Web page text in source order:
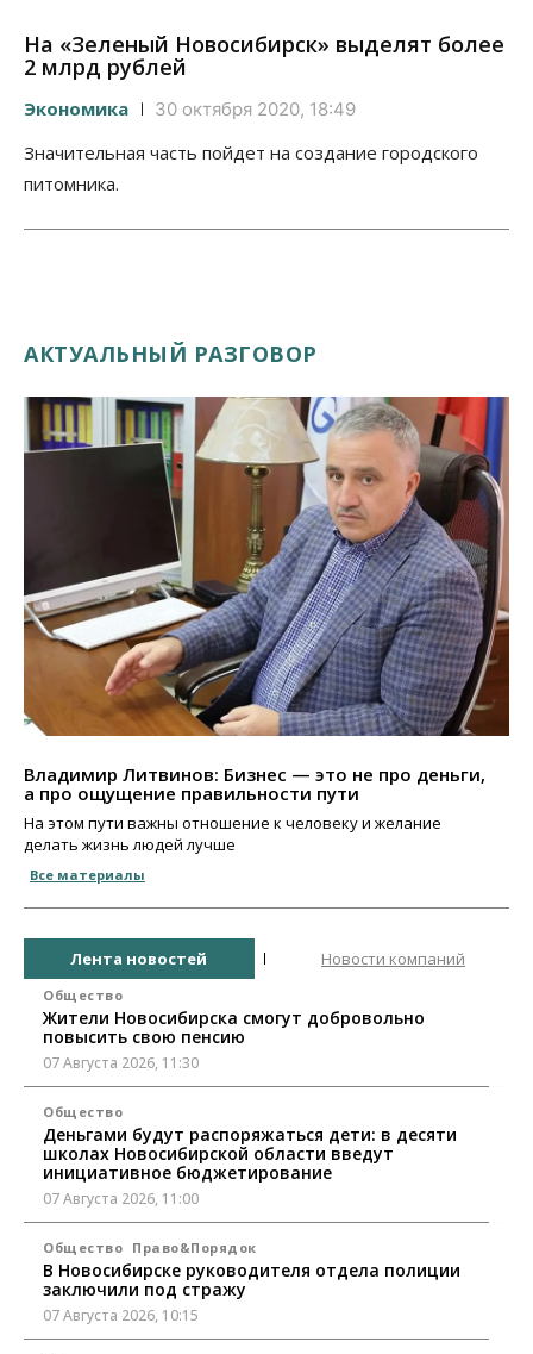
На «Зеленый Новосибирск» выделят более
2 млрд рублей
Экономика 30 октября 2020, 18:49
Значительная часть пойдет на создание городского
питомника.
АКТУАЛЬНЫЙ РАЗГОВОР
Владимир Литвинов: Бизнес — это не про деньги,
а про ощущение правильности пути
На этом пути важны отношение к человеку и желание
делать жизнь людей лучше
Все материалы
Лента новостей Новости компаний
Общество
Жители Новосибирска смогут добровольно
повысить свою пенсию
07 Августа 2026, 11:30
Общество
Деньгами будут распоряжаться дети: в десяти
школах Новосибирской области введут
инициативное бюджетирование
07 Августа 2026, 11:00
Общество Право&Порядок
В Новосибирске руководителя отдела полиции
заключили под стражу
07 Августа 2026, 10:15